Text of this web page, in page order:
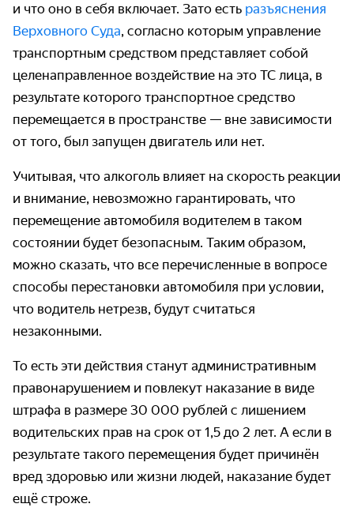
и что оно в себя включает. Зато есть разъяснения
Верховного Суда, согласно которым управление
транспортным средством представляет собой
целенаправленное воздействие на это ТС лица, в
результате которого транспортное средство
перемещается в пространстве — вне зависимости
от того, был запущен двигатель или нет.
Учитывая, что алкоголь влияет на скорость реакции
и внимание, невозможно гарантировать, что
перемещение автомобиля водителем в таком
состоянии будет безопасным. Таким образом,
можно сказать, что все перечисленные в вопросе
способы перестановки автомобиля при условии,
что водитель нетрезв, будут считаться
незаконными.
То есть эти действия станут административным
правонарушением и повлекут наказание в виде
штрафа в размере 30 000 рублей с лишением
водительских прав на срок от 1,5 до 2 лет. А если в
результате такого перемещения будет причинён
вред здоровью или жизни людей, наказание будет
ещё строже.